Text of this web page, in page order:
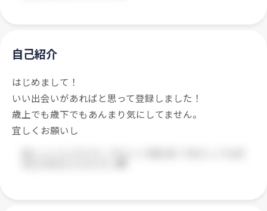
自己紹介
はじめまして！
いい出会いがあればと思って登録しました！
歳上でも歳下でもあんまり気にしてません。
宜しくお願いし